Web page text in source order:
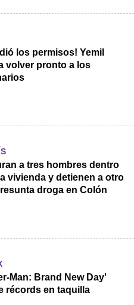
los permisos! Yemil
volver pronto a los
a tres hombres dentro
vivienda y detienen a otro
droga en Colón
Man: Brand New Day'
récords en taquilla